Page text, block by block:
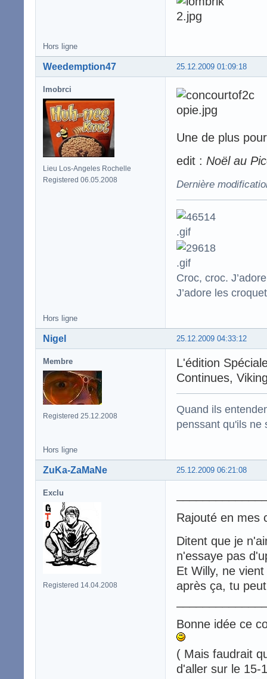
Hors ligne
25.12.2009 01:09:18
Weedemption47
lmobrci
Lieu Los-Angeles Rochelle
Registered 06.05.2008
Une de plus
edit : Noël au
Dernière
Croc, croc.
J’adore les
Hors ligne
25.12.2009 04:33:12
Nigel
Membre
Registered 25.12.2008
L'édition
Continues,
Quand ils
penssant qu'ils ne
Hors ligne
25.12.2009 06:21:08
ZuKa-ZaMaNe
Exclu
Registered 14.04.2008
Rajouté en mes
Ditent que je
n'essaye pas
Et Willy, ne
après ça, tu
Bonne idée ce
( Mais faudrait
d'aller sur le 15-